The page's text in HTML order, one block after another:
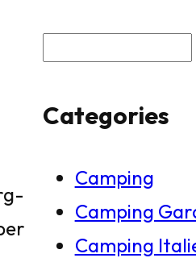
c
Categories
Camping
Camping
Camping